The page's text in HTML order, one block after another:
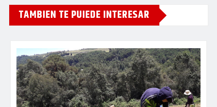
TAMBIEN TE PUIEDE INTERESAR